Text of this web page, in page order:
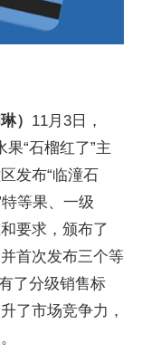
） 11月3日，
“石榴红了”主
发布“临潼石
等果、一级
要求，颁布了
首次发布三个等
了分级销售标
了市场竞争力，